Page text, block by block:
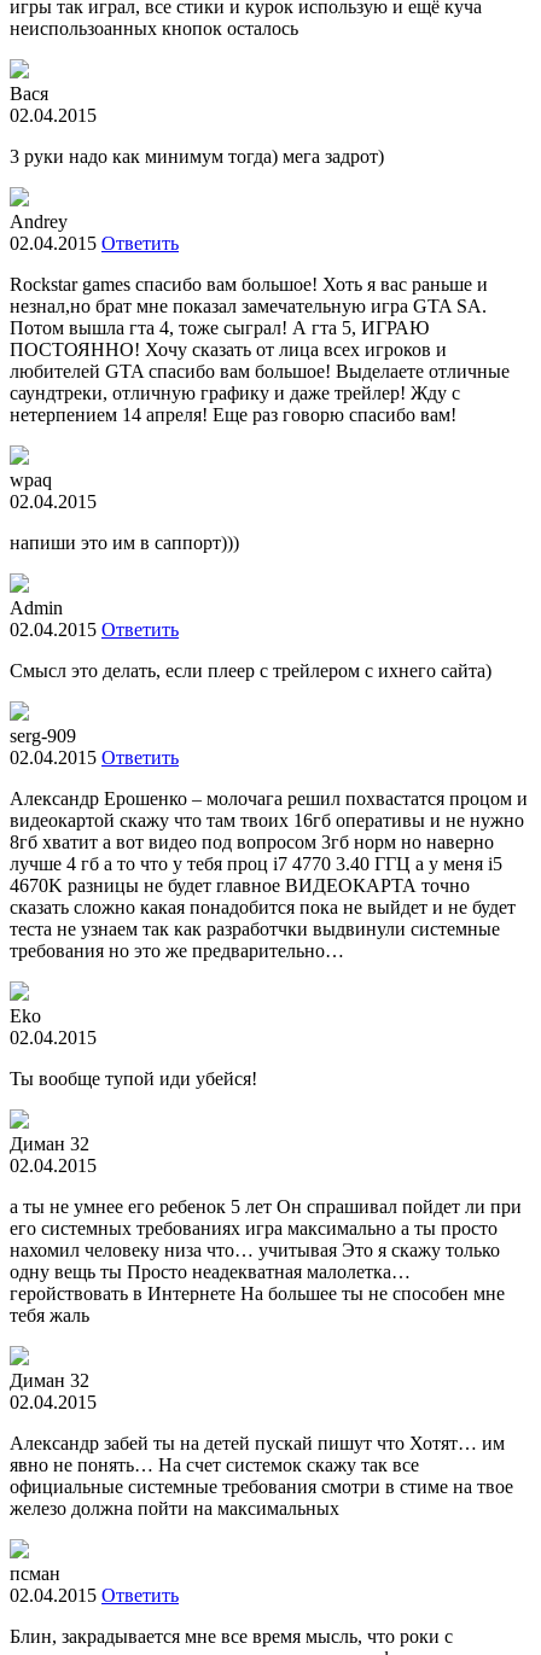
игры так играл, все стики и курок использую и ещё куча
неиспользоанных кнопок осталось
Вася
02.04.2015
3 руки надо как минимум тогда) мега задрот)
Andrey
02.04.2015 Ответить
Rockstar games спасибо вам большое! Хоть я вас раньше и
незнал,но брат мне показал замечательную игра GTA SA.
Потом вышла гта 4, тоже сыграл! А гта 5, ИГРАЮ
ПОСТОЯННО! Хочу сказать от лица всех игроков и
любителей GTA спасибо вам большое! Выделаете отличные
саундтреки, отличную графику и даже трейлер! Жду с
нетерпением 14 апреля! Еще раз говорю спасибо вам!
wpaq
02.04.2015
напиши это им в саппорт)))
Admin
02.04.2015 Ответить
Смысл это делать, если плеер с трейлером с ихнего сайта)
serg-909
02.04.2015 Ответить
Александр Ерошенко – молочага решил похвастатся процом и
видеокартой скажу что там твоих 16гб оперативы и не нужно
8гб хватит а вот видео под вопросом 3гб норм но наверно
лучше 4 гб а то что у тебя проц i7 4770 3.40 ГГЦ а у меня i5
4670K разницы не будет главное ВИДЕОКАРТА точно
сказать сложно какая понадобится пока не выйдет и не будет
теста не узнаем так как разработчки выдвинули системные
требования но это же предварительно…
Eko
02.04.2015
Ты вообще тупой иди убейся!
Диман 32
02.04.2015
а ты не умнее его ребенок 5 лет Он спрашивал пойдет ли при
его системных требованиях игра максимально а ты просто
нахомил человеку низа что… учитывая Это я скажу только
одну вещь ты Просто неадекватная малолетка…
геройствовать в Интернете На большее ты не способен мне
тебя жаль
Диман 32
02.04.2015
Александр забей ты на детей пускай пишут что Хотят… им
явно не понять… На счет системок скажу так все
официальные системные требования смотри в стиме на твое
железо должна пойти на максимальных
псман
02.04.2015 Ответить
Блин, закрадывается мне все время мысль, что роки с